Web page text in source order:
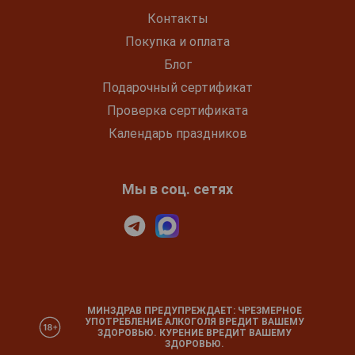
Контакты
Покупка и оплата
Блог
Подарочный сертификат
Проверка сертификата
Календарь праздников
Мы в соц. сетях
МИНЗДРАВ ПРЕДУПРЕЖДАЕТ: ЧРЕЗМЕРНОЕ
УПОТРЕБЛЕНИЕ АЛКОГОЛЯ ВРЕДИТ ВАШЕМУ
ЗДОРОВЬЮ. КУРЕНИЕ ВРЕДИТ ВАШЕМУ
ЗДОРОВЬЮ.